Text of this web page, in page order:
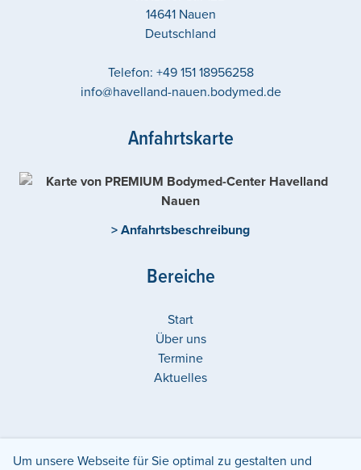
14641 Nauen
Deutschland
Telefon: +49 151 18956258
info@havelland-nauen.bodymed.de
Anfahrtskarte
> Anfahrtsbeschreibung
Bereiche
Start
Über uns
Termine
Aktuelles
Weitere Center in:
Um unsere Webseite für Sie optimal zu gestalten und